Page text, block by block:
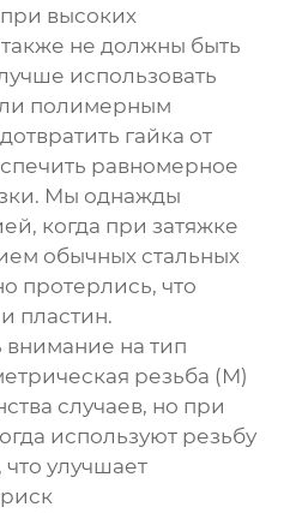
высоких
не должны быть
использовать
полимерным
гайка от
равномерное
Мы однажды
когда при затяжке
обычных стальных
протерлись, что
пластин.
внимание на тип
резьба (М)
случаев, но при
используют резьбу
улучшает